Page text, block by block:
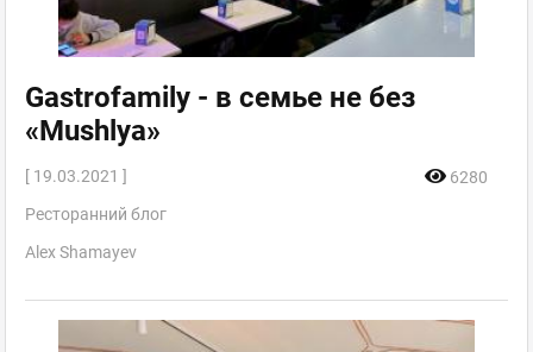
Gastrofamily - в семье не без
«Mushlya»
[ 19.03.2021 ]
6280
Ресторанний блог
Alex Shamayev